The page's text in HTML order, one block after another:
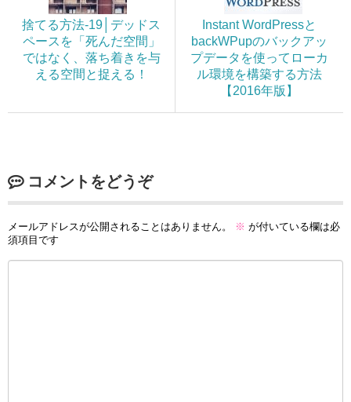
捨てる方法-19│デッドス
ペースを「死んだ空間」
ではなく、落ち着きを与
える空間と捉える！
Instant WordPressと
backWPupのバックアッ
プデータを使ってローカ
ル環境を構築する方法
【2016年版】
コメントをどうぞ
メールアドレスが公開されることはありません。 ※ が付いている欄は必
須項目です